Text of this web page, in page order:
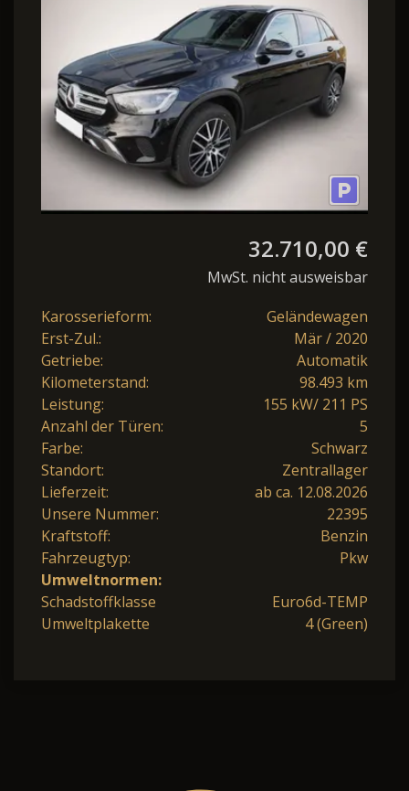
Park Spiegel Fahr
32.710,00 €
MwSt. nicht ausweisbar
Karosserieform:
Geländewagen
Erst-Zul.:
Mär / 2020
Getriebe:
Automatik
Kilometerstand:
98.493 km
Leistung:
155 kW/ 211 PS
Anzahl der Türen:
5
Farbe:
Schwarz
Standort:
Zentrallager
Lieferzeit:
ab ca. 12.08.2026
Unsere Nummer:
22395
Kraftstoff:
Benzin
Fahrzeugtyp:
Pkw
Umweltnormen:
Schadstoffklasse
Euro6d-TEMP
Umweltplakette
4 (Green)